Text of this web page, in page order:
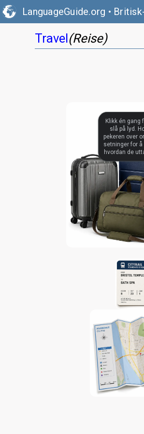
LanguageGuide.org •
Travel(Reise)
Klikk én gang
slå på lyd.
pekeren over
setninger for å
hvordan de